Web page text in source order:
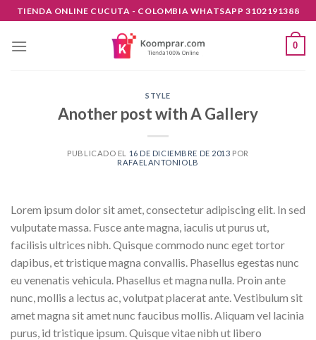
Skip
to
content
TIENDA ONLINE CUCUTA - COLOMBIA WHATSAPP 3102191388
0
STYLE
Another post with A Gallery
PUBLICADO EL 16 DE DICIEMBRE DE 2013 POR
RAFAELANTONIOLB
Lorem ipsum dolor sit amet, consectetur adipiscing elit. In sed
vulputate massa. Fusce ante magna, iaculis ut purus ut,
facilisis ultrices nibh. Quisque commodo nunc eget tortor
dapibus, et tristique magna convallis. Phasellus egestas nunc
eu venenatis vehicula. Phasellus et magna nulla. Proin ante
nunc, mollis a lectus ac, volutpat placerat ante. Vestibulum sit
amet magna sit amet nunc faucibus mollis. Aliquam vel lacinia
purus, id tristique ipsum. Quisque vitae nibh ut libero